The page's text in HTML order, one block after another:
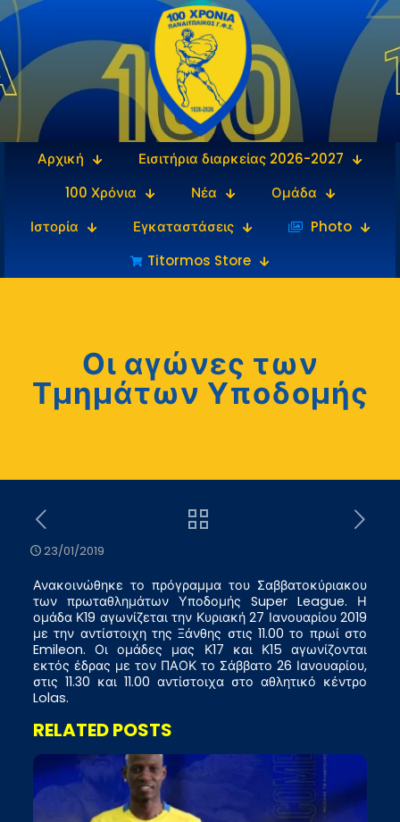
Αρχική
Εισιτήρια διαρκείας 2026-2027
100 Χρόνια
Νέα
Ομάδα
Ιστορία
Εγκαταστάσεις
‎‏‏‎ ‎Photo
Titormos Store
Οι αγώνες των
Τμημάτων Υποδομής
23/01/2019
Ανακοινώθηκε το πρόγραμμα του Σαββατοκύριακου
των πρωταθλημάτων Υποδομής Super League. Η
ομάδα Κ19 αγωνίζεται την Κυριακή 27 Ιανουαρίου 2019
με την αντίστοιχη της Ξάνθης στις 11.00 το πρωί στο
Emileon. Οι ομάδες μας Κ17 και Κ15 αγωνίζονται
εκτός έδρας με τον ΠΑΟΚ το Σάββατο 26 Ιανουαρίου,
στις 11.30 και 11.00 αντίστοιχα στο αθλητικό κέντρο
Lolas.
RELATED POSTS